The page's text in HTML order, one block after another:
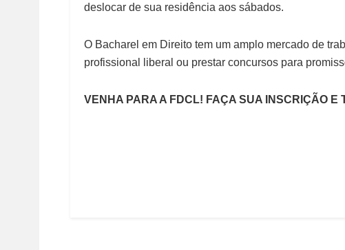
deslocar de sua residência aos sábados.
O Bacharel em Direito tem um amplo mercado de
profissional liberal ou prestar concursos para
VENHA PARA A FDCL! FAÇA SUA INSCRIÇÃO E